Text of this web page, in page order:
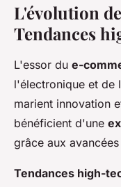
L'évolution
Tendances
L'essor du e-
l'électronique et de
marient innovation
bénéficient d'une
grâce aux
Tendances high-